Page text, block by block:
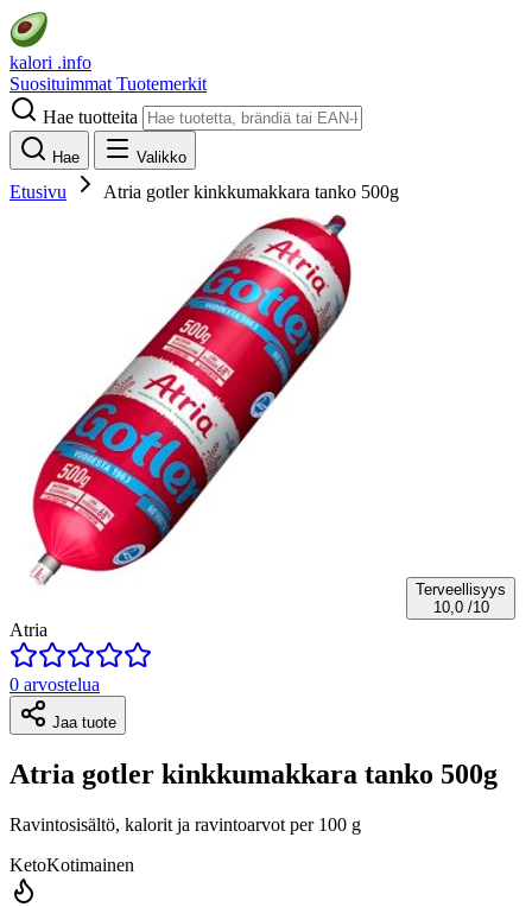
kalori .info
Suosituimmat Tuotemerkit
Hae tuotteita
Hae Valikko
Etusivu Atria gotler kinkkumakkara tanko 500g
Terveellisyys
10,0 /10
Atria
0 arvostelua
Jaa tuote
Atria gotler kinkkumakkara tanko 500g
Ravintosisältö, kalorit ja ravintoarvot per 100 g
KetoKotimainen